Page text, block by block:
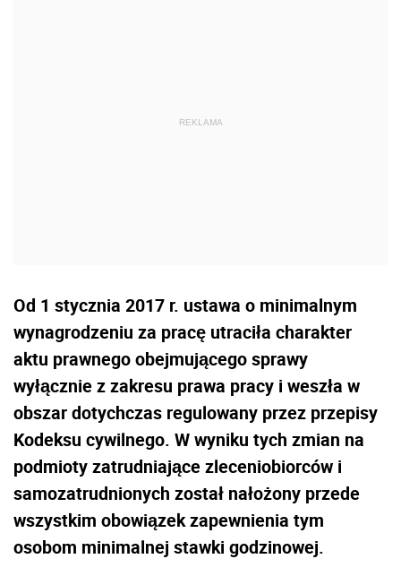
Od 1 stycznia 2017 r. ustawa o minimalnym
wynagrodzeniu za pracę utraciła charakter
aktu prawnego obejmującego sprawy
wyłącznie z zakresu prawa pracy i weszła w
obszar dotychczas regulowany przez przepisy
Kodeksu cywilnego. W wyniku tych zmian na
podmioty zatrudniające zleceniobiorców i
samozatrudnionych został nałożony przede
wszystkim obowiązek zapewnienia tym
osobom minimalnej stawki godzinowej.